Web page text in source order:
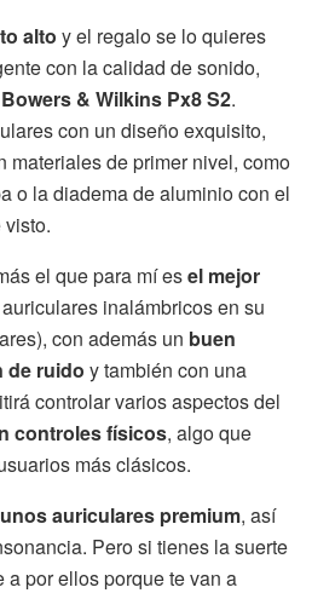
alto y el regalo se lo quieres
con la calidad de sonido,
& Wilkins Px8 S2.
con un diseño exquisito,
materiales de primer nivel, como
o la diadema de aluminio con el
el que para mí esel mejor
inalámbricos en su
con además un buen
de ruido y también con una
controlar varios aspectos del
controles físicos, algo que
más clásicos.
auriculares premium, así
Pero si tienes la suerte
a por ellos porque te van a